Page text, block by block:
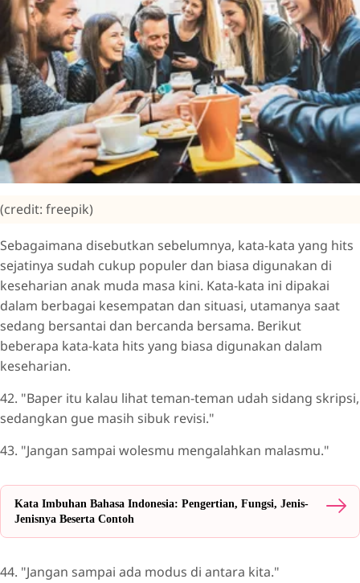
(credit: freepik)
Sebagaimana disebutkan sebelumnya, kata-kata yang hits
sejatinya sudah cukup populer dan biasa digunakan di
keseharian anak muda masa kini. Kata-kata ini dipakai
dalam berbagai kesempatan dan situasi, utamanya saat
sedang bersantai dan bercanda bersama. Berikut
beberapa kata-kata hits yang biasa digunakan dalam
keseharian.
42. "Baper itu kalau lihat teman-teman udah sidang skripsi,
sedangkan gue masih sibuk revisi."
43. "Jangan sampai wolesmu mengalahkan malasmu."
Kata Imbuhan Bahasa Indonesia: Pengertian, Fungsi, Jenis-
Jenisnya Beserta Contoh
44. "Jangan sampai ada modus di antara kita."